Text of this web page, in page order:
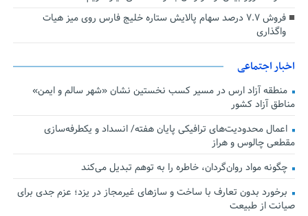
فروش ۷.۷ درصد سهام پالایش ستاره خلیج فارس روی میز هیات
واگذاری
اخبار اجتماعی
منطقه آزاد ارس در مسیر کسب نخستین نشان «شهر سالم و ایمن»
مناطق آزاد کشور
اعمال محدودیت‌های ترافیکی پایان هفته/ انسداد و یکطرفه‌سازی
مقطعی چالوس و هراز
چگونه مواد روان‌گردان، خاطره را به توهم تبدیل می‌کند
برخورد بدون تعارف با ساخت‌ و سازهای غیرمجاز در یزد؛ عزم جدی برای
صیانت از طبیعت